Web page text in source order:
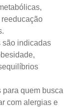
são indicadas
para quem busca
com alergias e